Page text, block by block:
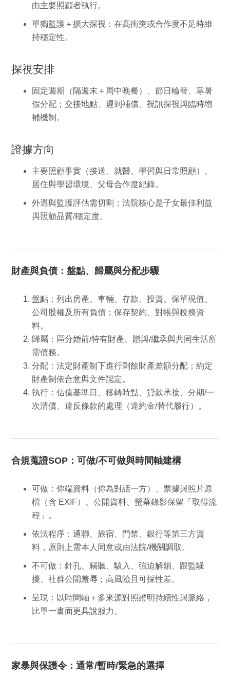
由主要照顧者執行。
單獨監護＋擴大探視：在高衝突或合作度不足時維
持穩定性。
探視安排
固定週期（隔週末＋周中晚餐）、節日輪替、寒暑
假分配；交接地點、遲到補償、視訊探視與臨時增
補機制。
證據方向
主要照顧事實（接送、就醫、學習與日常照顧）、
居住與學習環境、父母合作度紀錄。
外遇與監護評估需切割；法院核心是子女最佳利益
與照顧品質/穩定度。
財產與負債：盤點、歸屬與分配步驟
盤點：列出房產、車輛、存款、投資、保單現值、
公司股權及所有負債；保存契約、對帳與稅務資
料。
歸屬： 區分婚前/特有財產、贈與/繼承與共同生活所
需債務。
分配：法定財產制下進行剩餘財產差額分配；約定
財產制依合意與文件認定。
執行：估值基準日、移轉時點、貸款承接、分期/一
次清償、違反條款的處理（違約金/替代履行）。
合規蒐證SOP：可做/不可做與時間軸建構
可做：你端資料（你為對話一方）、票據與照片原
檔（含 EXIF）、公開資料、螢幕錄影保留「取得流
程」。
依法程序：通聯、旅宿、門禁、銀行等第三方資
料，原則上需本人同意或由法院/機關調取。
不可做：針孔、竊聽、駭入、強迫解鎖、跟監騷
擾、社群公開羞辱；高風險且可採性差。
呈現： 以時間軸＋多來源對照證明持續性與脈絡，
比單一畫面更具說服力。
家暴與保護令：通常/暫時/緊急的選擇